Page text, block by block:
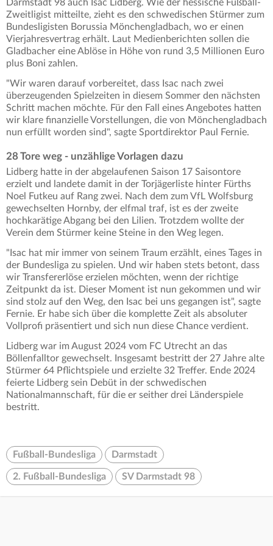
Darmstadt 98 auch Isac Lidberg. Wie der hessische Fußball-
Zweitligist mitteilte, zieht es den schwedischen Stürmer zum
Bundesligisten Borussia Mönchengladbach, wo er einen
Vierjahresvertrag erhält. Laut Medienberichten sollen die
Gladbacher eine Ablöse in Höhe von rund 3,5 Millionen Euro
plus Boni zahlen.
"Wir waren darauf vorbereitet, dass Isac nach zwei
überzeugenden Spielzeiten in diesem Sommer den nächsten
Schritt machen möchte. Für den Fall eines Angebotes hatten
wir klare finanzielle Vorstellungen, die von Mönchengladbach
nun erfüllt worden sind", sagte Sportdirektor Paul Fernie.
28 Tore weg - unzählige Vorlagen dazu
Lidberg hatte in der abgelaufenen Saison 17 Saisontore
erzielt und landete damit in der Torjägerliste hinter Fürths
Noel Futkeu auf Rang zwei. Nach dem zum VfL Wolfsburg
gewechselten Hornby, der elfmal traf, ist es der zweite
hochkarätige Abgang bei den Lilien. Trotzdem wollte der
Verein dem Stürmer keine Steine in den Weg legen.
"Isac hat mir immer von seinem Traum erzählt, eines Tages in
der Bundesliga zu spielen. Und wir haben stets betont, dass
wir Transfererlöse erzielen möchten, wenn der richtige
Zeitpunkt da ist. Dieser Moment ist nun gekommen und wir
sind stolz auf den Weg, den Isac bei uns gegangen ist", sagte
Fernie. Er habe sich über die komplette Zeit als absoluter
Vollprofi präsentiert und sich nun diese Chance verdient.
Lidberg war im August 2024 vom FC Utrecht an das
Böllenfalltor gewechselt. Insgesamt bestritt der 27 Jahre alte
Stürmer 64 Pflichtspiele und erzielte 32 Treffer. Ende 2024
feierte Lidberg sein Debüt in der schwedischen
Nationalmannschaft, für die er seither drei Länderspiele
bestritt.
Fußball-Bundesliga Darmstadt
2. Fußball-Bundesliga SV Darmstadt 98